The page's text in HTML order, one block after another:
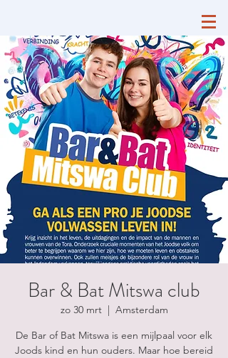
Bar & Bat Mitswa club
zo 30 mrt
  |
Amsterdam
De Bar of Bat Mitswa is een mijlpaal voor elk
Joods kind en hun ouders. Maar hoe bereid